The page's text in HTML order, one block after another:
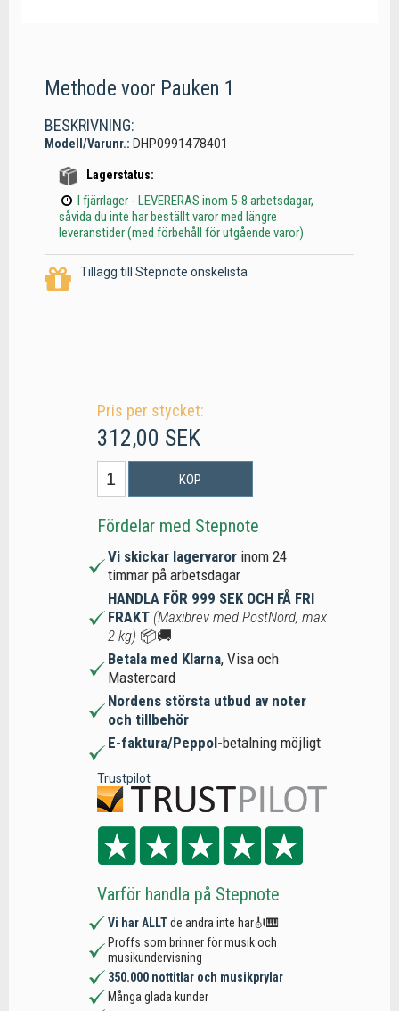
Methode voor Pauken 1
BESKRIVNING:
Modell/Varunr.: DHP0991478401
Lagerstatus:
I fjärrlager - LEVERERAS inom 5-8 arbetsdagar,
såvida du inte har beställt varor med längre
leveranstider (med förbehåll för utgående varor)
Tillägg till Stepnote önskelista
Pris per stycket:
312,00 SEK
KÖP
Fördelar med Stepnote
Vi skickar lagervaror inom 24
timmar på arbetsdagar
HANDLA FÖR 999 SEK OCH FÅ FRI
FRAKT (Maxibrev med PostNord, max
2 kg) 📦🚚
Betala med Klarna, Visa och
Mastercard
Nordens största utbud av noter
och tillbehör
E-faktura/Peppol-betalning möjligt
Trustpilot
Varför handla på Stepnote
Vi har ALLTde andra inte har🎻🎹
Proffs som brinner för musik och
musikundervisning
350.000 nottitlar och musikprylar
Många glada kunder